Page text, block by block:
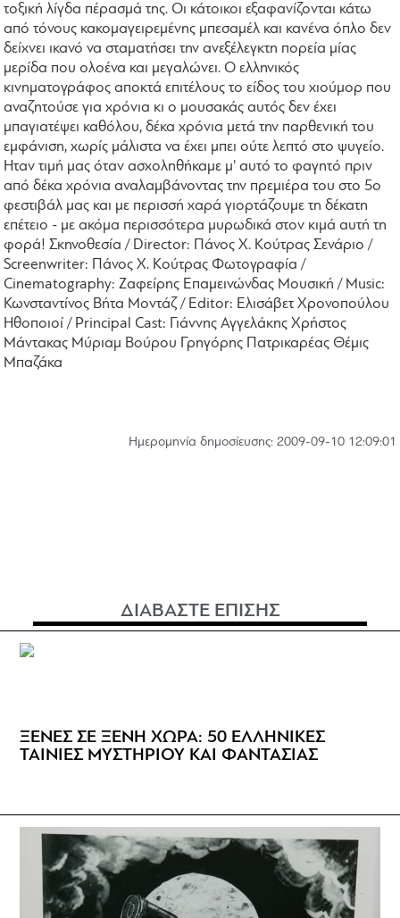
τοξική λίγδα πέρασμά της. Οι κάτοικοι εξαφανίζονται κάτω
από τόνους κακομαγειρεμένης μπεσαμέλ και κανένα όπλο δεν
δείχνει ικανό να σταματήσει την ανεξέλεγκτη πορεία μίας
μερίδα που ολοένα και μεγαλώνει. Ο ελληνικός
κινηματογράφος αποκτά επιτέλους το είδος του χιούμορ που
αναζητούσε για χρόνια κι ο μουσακάς αυτός δεν έχει
μπαγιατέψει καθόλου, δέκα χρόνια μετά την παρθενική του
εμφάνιση, χωρίς μάλιστα να έχει μπει ούτε λεπτό στο ψυγείο.
Ηταν τιμή μας όταν ασχοληθήκαμε μ' αυτό το φαγητό πριν
από δέκα χρόνια αναλαμβάνοντας την πρεμιέρα του στο 5ο
φεστιβάλ μας και με περισσή χαρά γιορτάζουμε τη δέκατη
επέτειο - με ακόμα περισσότερα μυρωδικά στον κιμά αυτή τη
φορά! Σκηνοθεσία / Director: Πάνος Χ. Κούτρας Σενάριο /
Screenwriter: Πάνος Χ. Κούτρας Φωτογραφία /
Cinematography: Ζαφείρης Επαμεινώνδας Μουσική / Music:
Κωνσταντίνος Βήτα Μοντάζ / Editor: Ελισάβετ Χρονοπούλου
Ηθοποιοί / Principal Cast: Γιάννης Αγγελάκης Χρήστος
Μάντακας Μύριαμ Βούρου Γρηγόρης Πατρικαρέας Θέμις
Μπαζάκα
Hμερομηνία δημοσίευσης: 2009-09-10 12:09:01
ΔΙΑΒΑΣΤΕ ΕΠΙΣΗΣ
ΞΕΝΕΣ ΣΕ ΞΕΝΗ ΧΩΡΑ: 50 ΕΛΛΗΝΙΚΕΣ
ΤΑΙΝΙΕΣ ΜΥΣΤΗΡΙΟΥ ΚΑΙ ΦΑΝΤΑΣΙΑΣ